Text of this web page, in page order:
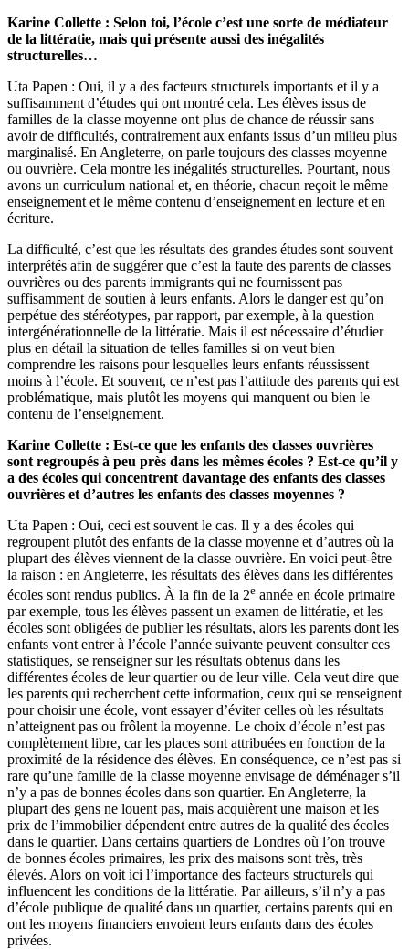
Karine Collette : Selon toi, l’école c’est une sorte de médiateur
de la littératie, mais qui présente aussi des inégalités
structurelles…
Uta Papen : Oui, il y a des facteurs structurels importants et il y a
suffisamment d’études qui ont montré cela. Les élèves issus de
familles de la classe moyenne ont plus de chance de réussir sans
avoir de difficultés, contrairement aux enfants issus d’un milieu plus
marginalisé. En Angleterre, on parle toujours des classes moyenne
ou ouvrière. Cela montre les inégalités structurelles. Pourtant, nous
avons un curriculum national et, en théorie, chacun reçoit le même
enseignement et le même contenu d’enseignement en lecture et en
écriture.
La difficulté, c’est que les résultats des grandes études sont souvent
interprétés afin de suggérer que c’est la faute des parents de classes
ouvrières ou des parents immigrants qui ne fournissent pas
suffisamment de soutien à leurs enfants. Alors le danger est qu’on
perpétue des stéréotypes, par rapport, par exemple, à la question
intergénérationnelle de la littératie. Mais il est nécessaire d’étudier
plus en détail la situation de telles familles si on veut bien
comprendre les raisons pour lesquelles leurs enfants réussissent
moins à l’école. Et souvent, ce n’est pas l’attitude des parents qui est
problématique, mais plutôt les moyens qui manquent ou bien le
contenu de l’enseignement.
Karine Collette : Est-ce que les enfants des classes ouvrières
sont regroupés à peu près dans les mêmes écoles ? Est-ce qu’il y
a des écoles qui concentrent davantage des enfants des classes
ouvrières et d’autres les enfants des classes moyennes ?
Uta Papen : Oui, ceci est souvent le cas. Il y a des écoles qui
regroupent plutôt des enfants de la classe moyenne et d’autres où la
plupart des élèves viennent de la classe ouvrière. En voici peut-être
la raison : en Angleterre, les résultats des élèves dans les différentes
écoles sont rendus publics. À la fin de la 2e année en école primaire
par exemple, tous les élèves passent un examen de littératie, et les
écoles sont obligées de publier les résultats, alors les parents dont les
enfants vont entrer à l’école l’année suivante peuvent consulter ces
statistiques, se renseigner sur les résultats obtenus dans les
différentes écoles de leur quartier ou de leur ville. Cela veut dire que
les parents qui recherchent cette information, ceux qui se renseignent
pour choisir une école, vont essayer d’éviter celles où les résultats
n’atteignent pas ou frôlent la moyenne. Le choix d’école n’est pas
complètement libre, car les places sont attribuées en fonction de la
proximité de la résidence des élèves. En conséquence, ce n’est pas si
rare qu’une famille de la classe moyenne envisage de déménager s’il
n’y a pas de bonnes écoles dans son quartier. En Angleterre, la
plupart des gens ne louent pas, mais acquièrent une maison et les
prix de l’immobilier dépendent entre autres de la qualité des écoles
dans le quartier. Dans certains quartiers de Londres où l’on trouve
de bonnes écoles primaires, les prix des maisons sont très, très
élevés. Alors on voit ici l’importance des facteurs structurels qui
influencent les conditions de la littératie. Par ailleurs, s’il n’y a pas
d’école publique de qualité dans un quartier, certains parents qui en
ont les moyens financiers envoient leurs enfants dans des écoles
privées.